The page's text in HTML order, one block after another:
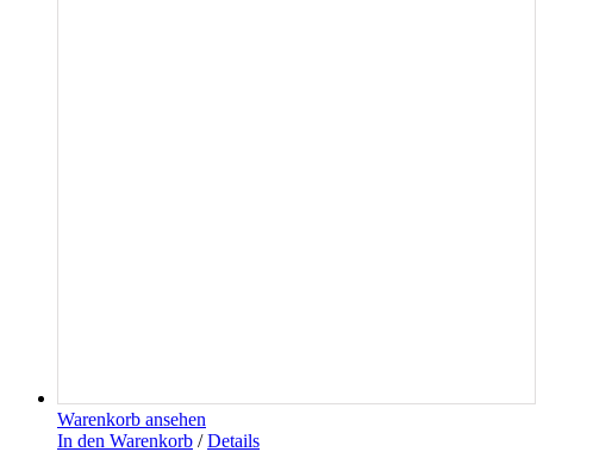
Warenkorb ansehen
In den Warenkorb / Details